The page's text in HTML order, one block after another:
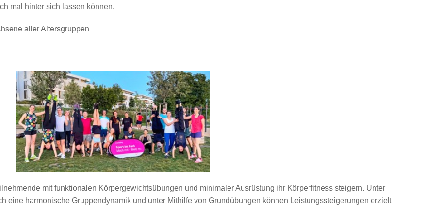
mal hinter sich lassen können.
aller Altersgruppen
mit funktionalen Körpergewichtsübungen und minimaler Ausrüstung ihr Körperfitness steigern. Unter
eine harmonische Gruppendynamik und unter Mithilfe von Grundübungen können Leistungssteigerungen erzielt